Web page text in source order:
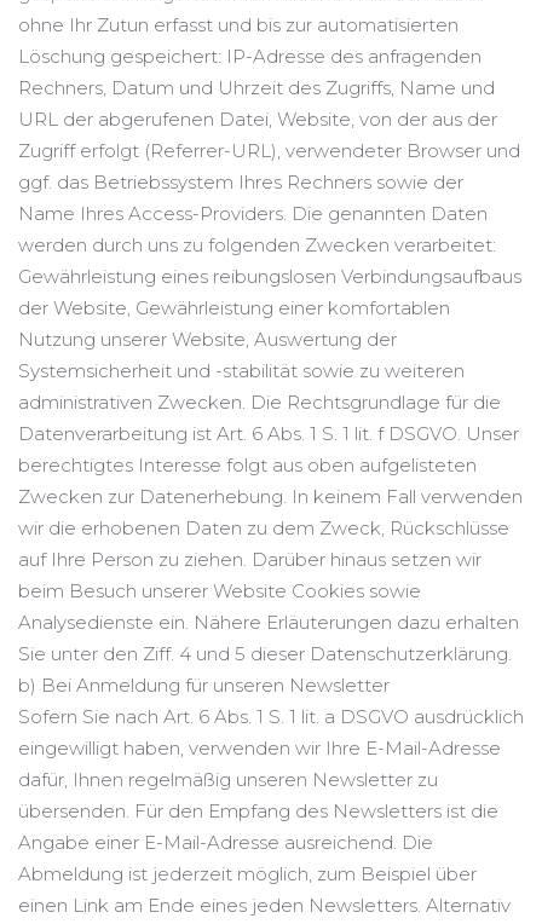
ohne Ihr Zutun erfasst und bis zur automatisierten
Löschung gespeichert: IP-Adresse des anfragenden
Rechners, Datum und Uhrzeit des Zugriffs, Name und
URL der abgerufenen Datei, Website, von der aus der
Zugriff erfolgt (Referrer-URL), verwendeter Browser und
ggf. das Betriebssystem Ihres Rechners sowie der
Name Ihres Access-Providers. Die genannten Daten
werden durch uns zu folgenden Zwecken verarbeitet:
Gewährleistung eines reibungslosen Verbindungsaufbaus
der Website, Gewährleistung einer komfortablen
Nutzung unserer Website, Auswertung der
Systemsicherheit und -stabilität sowie zu weiteren
administrativen Zwecken. Die Rechtsgrundlage für die
Datenverarbeitung ist Art. 6 Abs. 1 S. 1 lit. f DSGVO. Unser
berechtigtes Interesse folgt aus oben aufgelisteten
Zwecken zur Datenerhebung. In keinem Fall verwenden
wir die erhobenen Daten zu dem Zweck, Rückschlüsse
auf Ihre Person zu ziehen. Darüber hinaus setzen wir
beim Besuch unserer Website Cookies sowie
Analysedienste ein. Nähere Erläuterungen dazu erhalten
Sie unter den Ziff. 4 und 5 dieser Datenschutzerklärung.
b) Bei Anmeldung für unseren Newsletter
Sofern Sie nach Art. 6 Abs. 1 S. 1 lit. a DSGVO ausdrücklich
eingewilligt haben, verwenden wir Ihre E-Mail-Adresse
dafür, Ihnen regelmäßig unseren Newsletter zu
übersenden. Für den Empfang des Newsletters ist die
Angabe einer E-Mail-Adresse ausreichend. Die
Abmeldung ist jederzeit möglich, zum Beispiel über
einen Link am Ende eines jeden Newsletters. Alternativ